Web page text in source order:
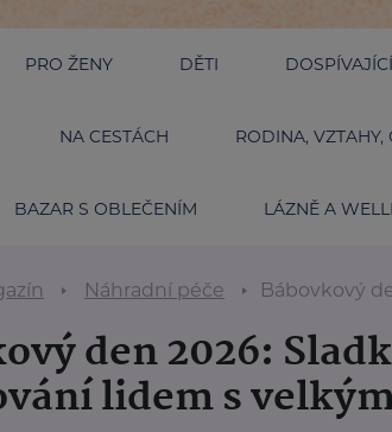
PRO ŽENY DĚTI DOSPÍVAJÍCÍ
NA CESTÁCH RODINA, VZTAHY,
BAZAR S OBLEČENÍM LÁZNĚ A
Náhradní péče Bábovkový den 2026:
den 2026:
lidem s